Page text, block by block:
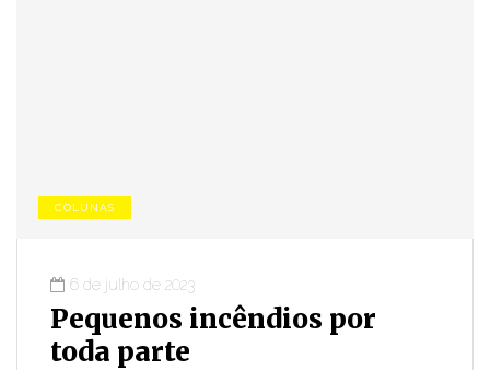
COLUNAS
6 de julho de 2023
Pequenos incêndios por
toda parte